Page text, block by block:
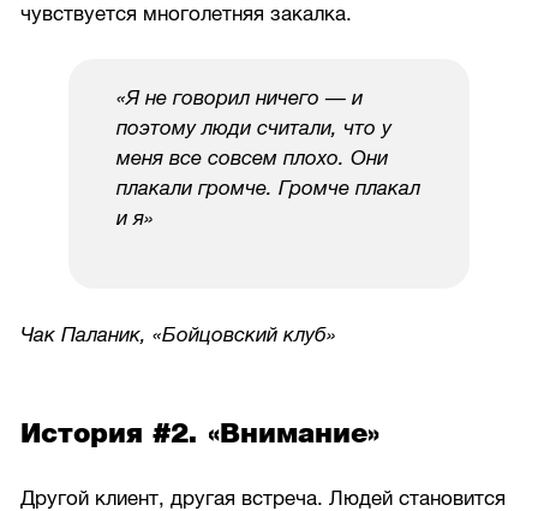
чувствуется многолетняя закалка.
«Я не говорил ничего — и
поэтому люди считали, что у
меня все совсем плохо. Они
плакали громче. Громче плакал
и я»
Чак Паланик, «Бойцовский клуб»
История #2. «Внимание»
Другой клиент, другая встреча. Людей становится